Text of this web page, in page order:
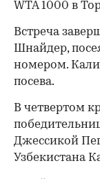
WTA 1000 в
Встреча
Шнайдер,
номером.
посева.
В четвертом
Джессикой
Узбекистана